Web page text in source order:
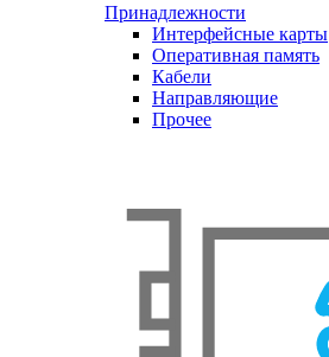
Принадлежности
Интерфейсные карты
Оперативная память
Кабели
Направляющие
Прочее